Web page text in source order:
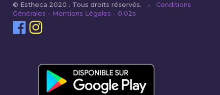
© Estheca 2020 . Tous droits réservés. -Conditions
Générales - Mentions Légales - 0.02s